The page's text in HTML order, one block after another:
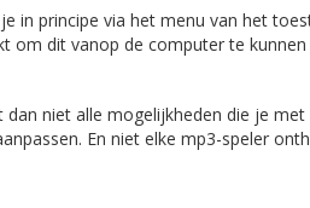
in principe via het menu van het
om dit vanop de computer te kunnen
niet alle mogelijkheden die je
En niet elke mp3-speler